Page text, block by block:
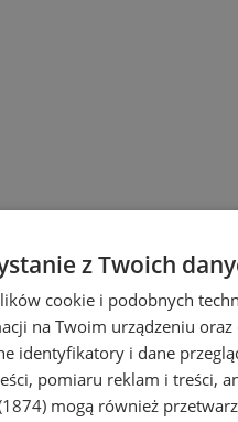
z Twoich
cookie i podobnych
na Twoim urządzeniu
identyfikatory i dane
pomiaru reklam i treści,
mogą również